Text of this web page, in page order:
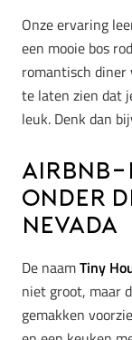
Onze ervaring
een mooie bos
romantisch diner
te laten zien dat
leuk. Denk dan
Airbnb-
onder
Nevada
De naamTiny
niet groot, maar
gemakken